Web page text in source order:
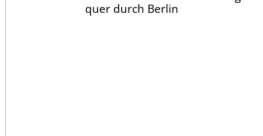
quer durch Berlin